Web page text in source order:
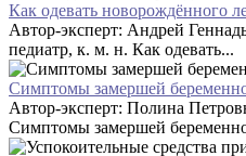
Как одевать новорождённого
Автор-эксперт: Андрей
педиатр, к. м. н. Как одевать...
Симптомы замершей
Автор-эксперт: Полина
Симптомы замершей